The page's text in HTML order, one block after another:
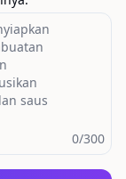
0/300